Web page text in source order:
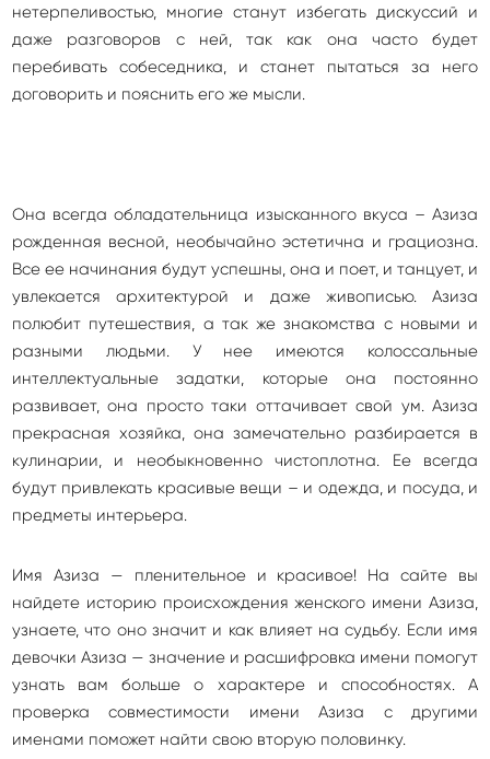
нетерпеливостью, многие станут избегать дискуссий и
даже разговоров с ней, так как она часто будет
перебивать собеседника, и станет пытаться за него
договорить и пояснить его же мысли.
Она всегда обладательница изысканного вкуса – Азиза
рожденная весной, необычайно эстетична и грациозна.
Все ее начинания будут успешны, она и поет, и танцует, и
увлекается архитектурой и даже живописью. Азиза
полюбит путешествия, а так же знакомства с новыми и
разными людьми. У нее имеются колоссальные
интеллектуальные задатки, которые она постоянно
развивает, она просто таки оттачивает свой ум. Азиза
прекрасная хозяйка, она замечательно разбирается в
кулинарии, и необыкновенно чистоплотна. Ее всегда
будут привлекать красивые вещи – и одежда, и посуда, и
предметы интерьера.
Имя Азиза — пленительное и красивое! На сайте вы
найдете историю происхождения женского имени Азиза,
узнаете, что оно значит и как влияет на судьбу. Если имя
девочки Азиза — значение и расшифровка имени помогут
узнать вам больше о характере и способностях. А
проверка совместимости имени Азиза с другими
именами поможет найти свою вторую половинку.